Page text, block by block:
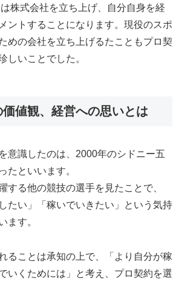
株式会社を立ち上げ、自分自身を経
ントすることになります。現役のスポ
めの会社を立ち上げるたこともプロ契
しいことでした。
値観、経営への思いとは
意識したのは、2000年のシドニー五
たといいます。
する他の競技の選手を見たことで、
たい」「稼いでいきたい」という気持
ます。
ることは承知の上で、「より自分が稼
いくためには」と考え、プロ契約を選